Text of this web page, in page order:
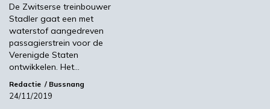
De Zwitserse treinbouwer
Stadler gaat een met
waterstof aangedreven
passagierstrein voor de
Verenigde Staten
ontwikkelen. Het…
Redactie Bussnang
24/11/2019